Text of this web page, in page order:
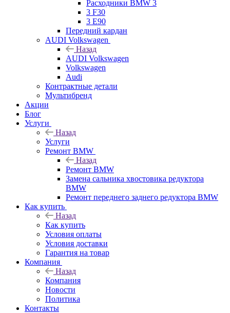
Расходники BMW 3
3 F30
3 E90
Передний кардан
AUDI Volkswagen
Назад
AUDI Volkswagen
Volkswagen
Audi
Контрактные детали
Мультибренд
Акции
Блог
Услуги
Назад
Услуги
Ремонт BMW
Назад
Ремонт BMW
Замена сальника хвостовика редуктора
BMW
Ремонт переднего заднего редуктора BMW
Как купить
Назад
Как купить
Условия оплаты
Условия доставки
Гарантия на товар
Компания
Назад
Компания
Новости
Политика
Контакты